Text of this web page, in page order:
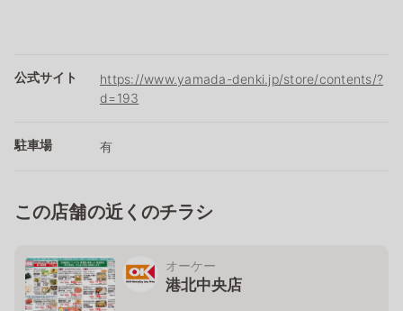
公式サイト
https://www.yamada-denki.jp/store/contents/?
d=193
駐車場 有
この店舗の近くのチラシ
オーケー
港北中央店